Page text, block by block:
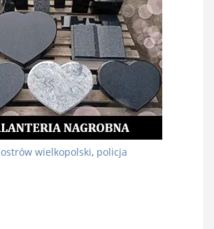
ostrów wielkopolski, policja